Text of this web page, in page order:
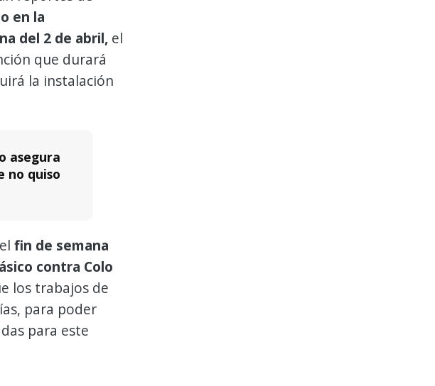
en la
del 2 de abril, el
que durará
la instalación
asegura
no quiso
fin de semana
contra Colo
los trabajos de
para poder
para este